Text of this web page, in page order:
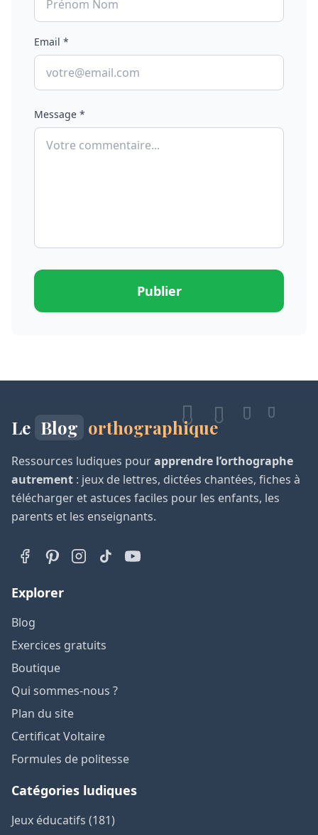
Email *
Message *
Publier
Le Blog orthographique
Ressources ludiques pourapprendre l’orthographe
autrement : jeux de lettres, dictées chantées, fiches à
télécharger et astuces faciles pour les enfants, les
parents et les enseignants.
Explorer
Blog
Exercices gratuits
Boutique
Qui sommes-nous ?
Plan du site
Certificat Voltaire
Formules de politesse
Catégories ludiques
Jeux éducatifs (181)